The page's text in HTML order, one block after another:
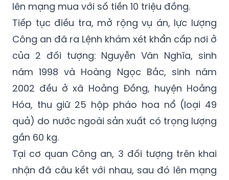
nổ có trọng lượng hơn 9,7 kg. Theo lời khai
của Lê Khả Cường, số pháo này được Cường
lên mạng mua với số tiền 10 triệu đồng.
Tiếp tục điều tra, mở rộng vụ án, lực lượng
Công an đã ra Lệnh khám xét khẩn cấp nơi ở
của 2 đối tượng: Nguyễn Văn Nghĩa, sinh
năm 1998 và Hoàng Ngọc Bắc, sinh năm
2002 đều ở xã Hoằng Đồng, huyện Hoằng
Hóa, thu giữ 25 hộp pháo hoa nổ (loại 49
quả) do nước ngoài sản xuất có trọng lượng
gần 60 kg.